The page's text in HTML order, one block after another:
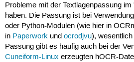
Probleme mit der Textlagenpassung
haben. Die Passung ist bei
oder Python-Modulen (wie hier in
in Paperworkund ocrodjvu),
Passung gibt es häufig auch bei der
Cuneiform-Linux erzeugten hOCR-